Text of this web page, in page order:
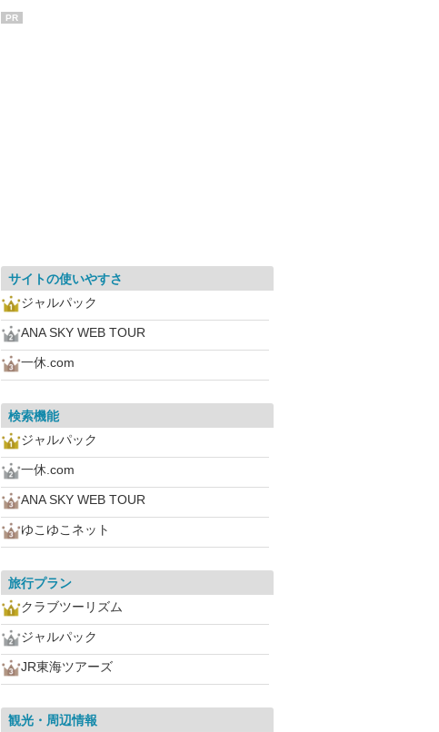
PR
サイトの使いやすさ
ジャルパック
ANA SKY WEB TOUR
一休.com
検索機能
ジャルパック
一休.com
ANA SKY WEB TOUR
ゆこゆこネット
旅行プラン
クラブツーリズム
ジャルパック
JR東海ツアーズ
観光・周辺情報